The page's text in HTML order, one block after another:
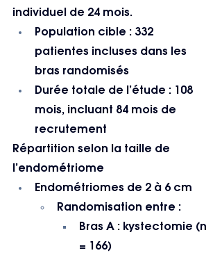
individuel de 24 mois.
Population cible : 332
patientes incluses dans les
bras randomisés
Durée totale de l’étude : 108
mois, incluant 84 mois de
recrutement
Répartition selon la taille de
l’endométriome
Endométriomes de 2 à 6 cm
Randomisation entre :
Bras A : kystectomie (n
= 166)